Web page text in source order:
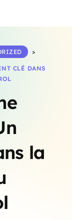
la
>
CLÉ DANS